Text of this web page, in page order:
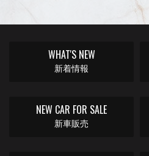
WHAT'S NEW
新着情報
NEW CAR FOR SALE
新車販売